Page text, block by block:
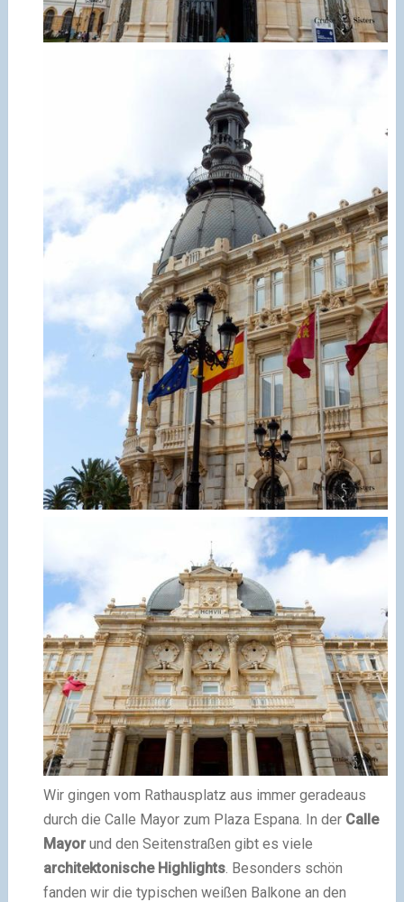
Wir gingen vom Rathausplatz aus immer geradeaus
durch die Calle Mayor zum Plaza Espana. In der Calle
Mayorund den Seitenstraßen gibt es viele
architektonische Highlights. Besonders schön
fanden wir die typischen weißen Balkone an den